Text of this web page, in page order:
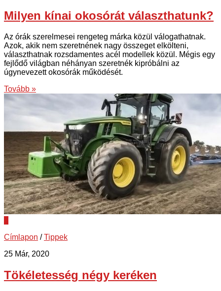
Milyen kínai okosórát választhatunk?
Az órák szerelmesei rengeteg márka közül válogathatnak.
Azok, akik nem szeretnének nagy összeget elkölteni,
választhatnak rozsdamentes acél modellek közül. Mégis egy
fejlődő világban néhányan szeretnék kipróbálni az
úgynevezett okosórák működését.
Tovább »
Címlapon /Tippek
25 Már, 2020
Tökéletesség négy keréken